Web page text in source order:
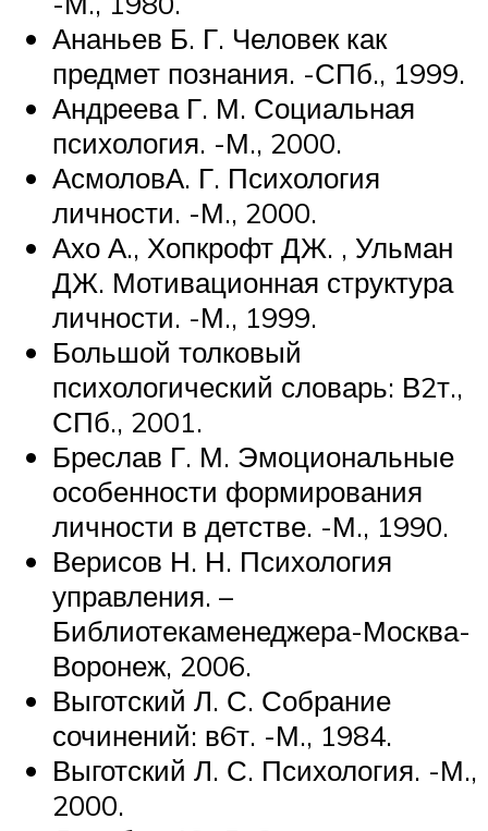
Ананьев Б. Г. Человек как
предмет познания. -СПб., 1999.
Андреева Г. М. Социальная
психология. -М., 2000.
АсмоловА. Г. Психология
личности. -М., 2000.
Ахо А., Хопкрофт ДЖ. , Ульман
ДЖ. Мотивационная структура
личности. -М., 1999.
Большой толковый
психологический словарь: В2т.,
СПб., 2001.
Бреслав Г. М. Эмоциональные
особенности формирования
личности в детстве. -М., 1990.
Верисов Н. Н. Психология
управления. –
Библиотекаменеджера-Москва-
Воронеж, 2006.
Выготский Л. С. Собрание
сочинений: в6т. -М., 1984.
Выготский Л. С. Психология. -М.,
2000.